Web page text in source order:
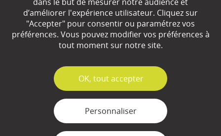
Qui sommes-nous ?
Partenaires
Plan du site
Mentions légales
d’améliorer l'expérience utilisateur. Cliquez sur
"Accepter" pour consentir ou paramétrez vos
préférences. Vous pouvez modifier vos préférences à
tout moment sur notre site.
✓
OK, tout accepter
Personnaliser